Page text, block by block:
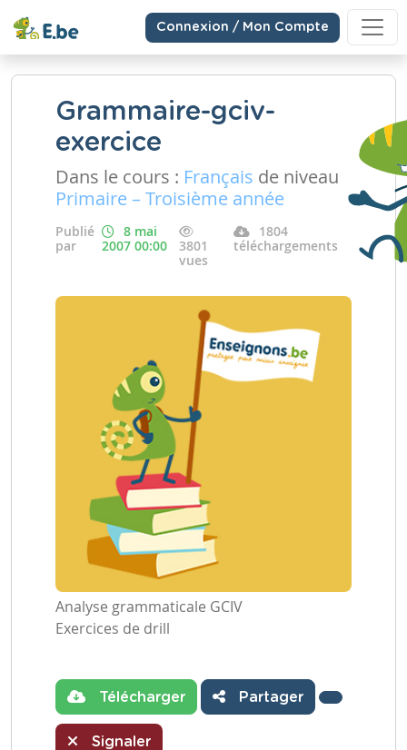
Connexion / Mon Compte
Grammaire-gciv-
exercice
Dans le cours : Français de niveau
Primaire – Troisième année
Publié
par
8 mai
2007 00:00
3801
vues
1804
téléchargements
Analyse grammaticale GCIV
Exercices de drill
Télécharger Partager
Signaler